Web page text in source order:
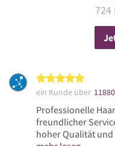
ein Kunde über
Professionelle
freundlicher
hoher Qualität